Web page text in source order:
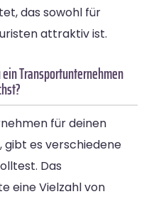
das sowohl für
attraktiv ist.
Transportunternehmen
für deinen
gibt es verschiedene
Das
eine Vielzahl von